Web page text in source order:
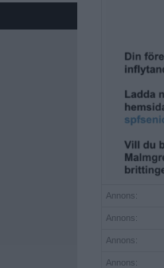
Annons:
Annons:
Annons:
Annons: